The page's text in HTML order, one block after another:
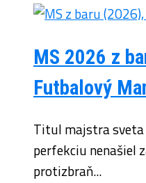
MS 2026 z
Futbalový
Titul majstra
perfekciu nenašiel
protizbraň...